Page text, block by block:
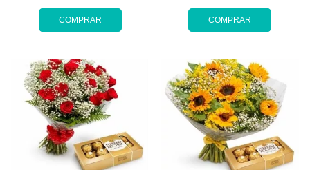
COMPRAR COMPRAR